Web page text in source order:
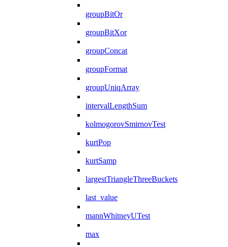
groupBitOr
groupBitXor
groupConcat
groupFormat
groupUniqArray
intervalLengthSum
kolmogorovSmirnovTest
kurtPop
kurtSamp
largestTriangleThreeBuckets
last_value
mannWhitneyUTest
max